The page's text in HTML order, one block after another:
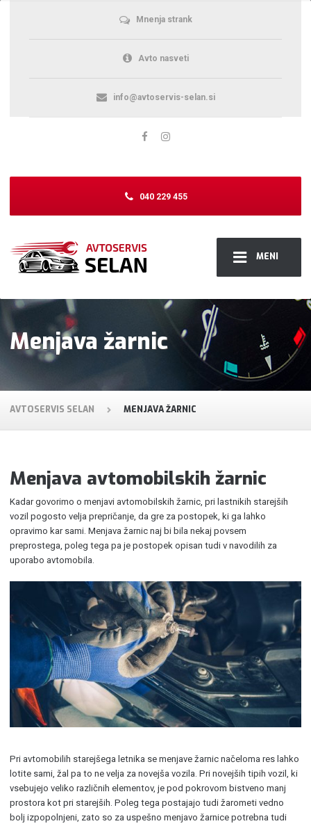
MENI
Mnenja strank
Avto nasveti
info@avtoservis-selan.si
040 229 455
Menjava žarnic
AVTOSERVIS SELAN MENJAVA ŽARNIC
Menjava avtomobilskih žarnic
Kadar govorimo o menjavi avtomobilskih žarnic, pri lastnikih starejših
vozil pogosto velja prepričanje, da gre za postopek, ki ga lahko
opravimo kar sami. Menjava žarnic naj bi bila nekaj povsem
preprostega, poleg tega pa je postopek opisan tudi v navodilih za
uporabo avtomobila.
Pri avtomobilih starejšega letnika se menjave žarnic načeloma res lahko
lotite sami, žal pa to ne velja za novejša vozila. Pri novejših tipih vozil, ki
vsebujejo veliko različnih elementov, je pod pokrovom bistveno manj
prostora kot pri starejših. Poleg tega postajajo tudi žarometi vedno
bolj izpopolnjeni, zato so za uspešno menjavo žarnice potrebna tudi